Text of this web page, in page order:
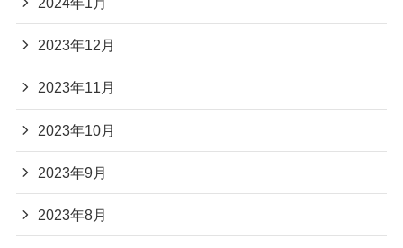
2023年12月
2023年11月
2023年10月
2023年9月
2023年8月